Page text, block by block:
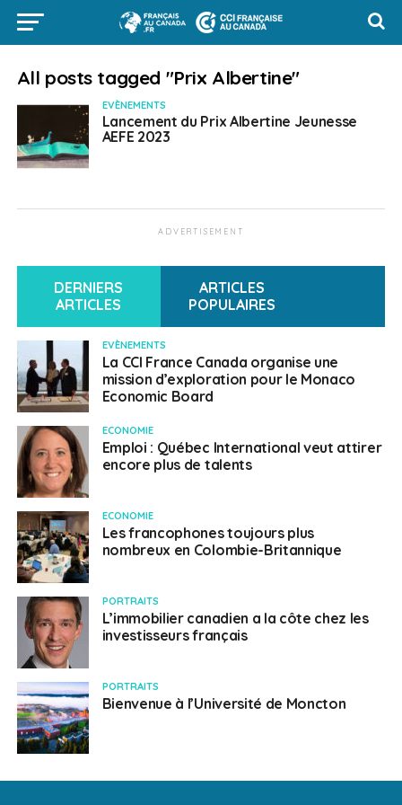
All posts tagged "Prix Albertine"
EVÈNEMENTS
Lancement du Prix Albertine Jeunesse
AEFE 2023
ADVERTISEMENT
DERNIERS
ARTICLES
ARTICLES
POPULAIRES
EVÈNEMENTS
La CCI France Canada organise une
mission d’exploration pour le Monaco
Economic Board
ECONOMIE
Emploi : Québec International veut attirer
encore plus de talents
ECONOMIE
Les francophones toujours plus
nombreux en Colombie-Britannique
PORTRAITS
L’immobilier canadien a la côte chez les
investisseurs français
PORTRAITS
Bienvenue à l’Université de Moncton